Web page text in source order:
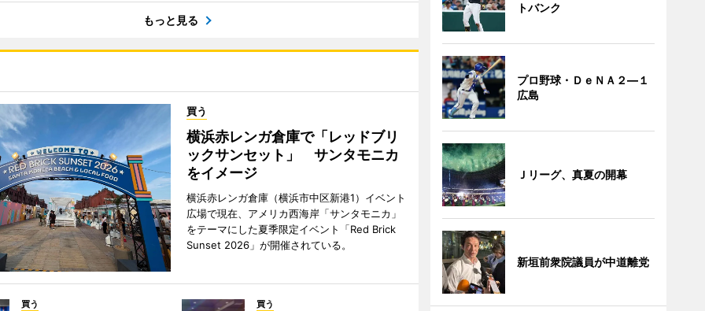
もっと見る
買う
横浜赤レンガ倉庫で「レッドブリ
ックサンセット」 サンタモニカ
をイメージ
横浜赤レンガ倉庫（横浜市中区新港1）イベント
広場で現在、アメリカ西海岸「サンタモニカ」
をテーマにした夏季限定イベント「Red Brick
Sunset 2026」が開催されている。
買う 買う
トバンク
プロ野球・ＤｅＮＡ２―１
広島
Ｊリーグ、真夏の開幕
新垣前衆院議員が中道離党